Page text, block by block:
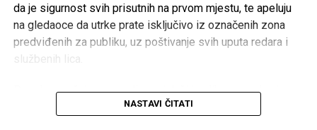
da je sigurnost svih prisutnih na prvom mjestu, te apeluju
na gledaoce da utrke prate isključivo iz označenih zona
predviđenih za publiku, uz poštivanje svih uputa redara i
službenih lica.
Posebnu pažnju ove godine privlači i velika nagradna igra
Hifa Petrol, koja je pripremila vrijedne nagrade
NASTAVI ČITATI